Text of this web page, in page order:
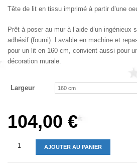
Tête de lit en tissu imprimé à partir d’une
Prêt à poser au mur à l’aide d’un ingénieux
adhésif (fourni). Lavable en machine et
pour un lit en 160 cm, convient aussi pour
décoration murale.
Largeur
104,00 €
AJOUTER AU PANIER